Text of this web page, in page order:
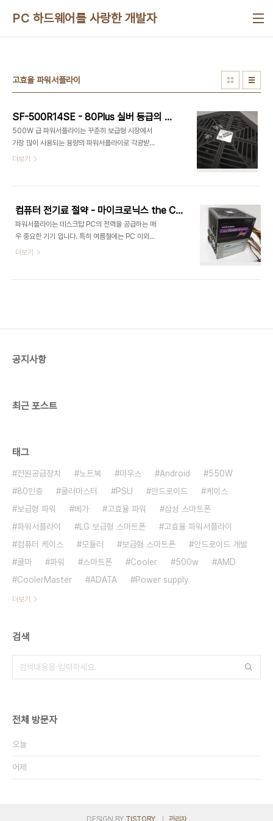
PC 하드웨어를 사랑한 개발자
고효율 파워서플라이
SF-500R14SE - 80Plus 실버 등급의 효율좋은 500W급 파워서플라이
500W 급 파워서플라이는 꾸준히 보급형 시장에서
가장 많이 사용되는 용량의 파워서플라이로 각광받
고 있습니다. 계속 더 좋은 컴퓨터 부품이 출시되지
500W 급이면 대부분 충분할것이라고 생각됩니다.
이번에 출시된 슈퍼플라워 SF-500R14SE의 경우
500W 급이면서 80Plus Silver 인증을 받아 최대
효율이 88% 에 육박하는 굉장히 효율이 높은 파워
서플라이 입니다. 간단하게 해당 제품을 살펴보도록
던 제품은 바로 확인이 가능합니다. 500W급에
더보기
컴퓨터 전기료 절약 - 마이크로닉스 the Classic II 500W + SJPM-C16 으로 알아보기
파워서플라이는 데스크탑 PC의 전력을 공급하는 매
우 중요한 기기 입니다. 특히 여름철에는 PC 이외에
에어컨이나 선풍기등을 통해서도 많은 전력을 사용
기에 Active PFC 를 지원해서 전력 효율을 높게한
더보기
공지사항
최근 포스트
태그
전원공급장치 노트북 마우스 Android
550W
80인증
쿨러마스터 PSU 안드로이드
케이스
보급형 파워
베가 고효율 파워
삼성 스마트폰
파워서플라이
LG 보급형 스마트폰
고효율 파워서플라이
컴퓨터 케이스
모듈러 보급형 스마트폰
안드로이드 개발
쿨마
파워 스마트폰 Cooler 500w
AMD
CoolerMaster
ADATA Power supply
더보기
검색
전체 방문자
오늘
어제
DESIGN BY TISTORY 관리자